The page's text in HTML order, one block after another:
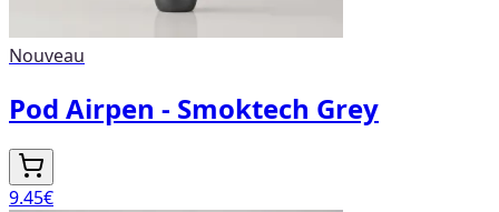
Nouveau
Pod Airpen - Smoktech Grey
9.45€